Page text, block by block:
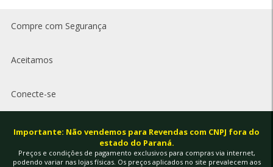
Compre com Segurança
Aceitamos
Conecte-se
Importante: Não vendemos para Revendas com CNPJ fora do
estado do Paraná.
Preços e condições de pagamento exclusivos para compras via internet,
podendo variar nas lojas físicas. Os preços aplicados no site prevalecem aos